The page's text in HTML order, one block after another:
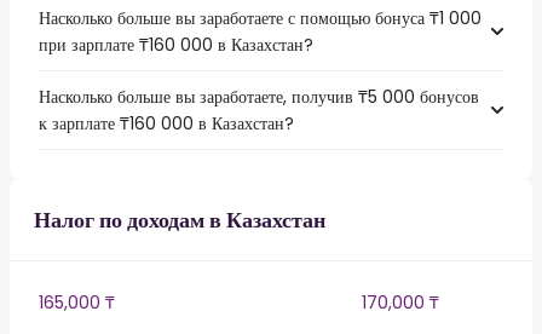
Насколько больше вы заработаете с помощью бонуса ₸1 000
при зарплате ₸160 000 в Казахстан?
Насколько больше вы заработаете, получив ₸5 000 бонусов
к зарплате ₸160 000 в Казахстан?
Налог по доходам в Казахстан
165,000 ₸
170,000 ₸